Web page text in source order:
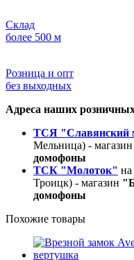
Склад
более 500 м
Розница и опт
без выходных
Адреса наших
ТСЯ "Славянский
Мельница) - магазин
домофоны
ТСК "Молоток"
Троицк) - магазин
домофоны
Похожие товары